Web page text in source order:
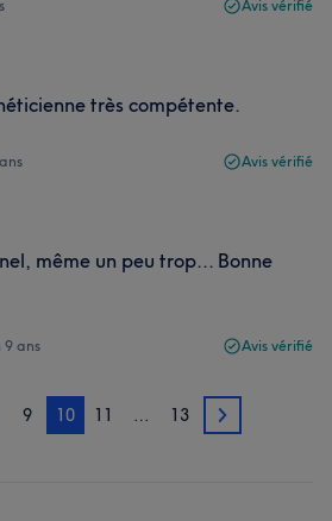
Avis vérifié
très compétente.
Avis vérifié
même un peu trop... Bonne
9 ans Avis vérifié
9 10 11 … 13 11